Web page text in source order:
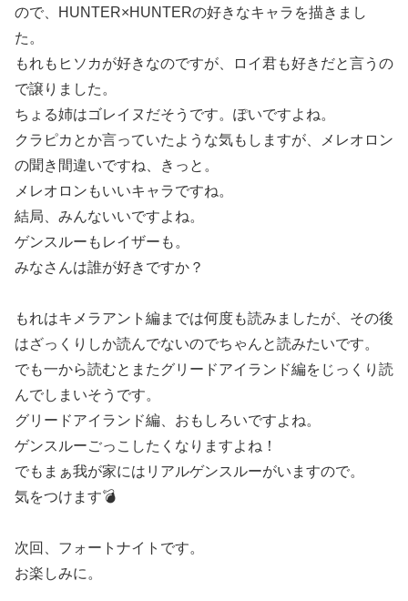
ので、HUNTER×HUNTERの好きなキャラを描きまし
た。
もれもヒソカが好きなのですが、ロイ君も好きだと言うの
で譲りました。
ちょる姉はゴレイヌだそうです。ぽいですよね。
クラピカとか言っていたような気もしますが、メレオロン
の聞き間違いですね、きっと。
メレオロンもいいキャラですね。
結局、みんないいですよね。
ゲンスルーもレイザーも。
みなさんは誰が好きですか？
もれはキメラアント編までは何度も読みましたが、その後
はざっくりしか読んでないのでちゃんと読みたいです。
でも一から読むとまたグリードアイランド編をじっくり読
んでしまいそうです。
グリードアイランド編、おもしろいですよね。
ゲンスルーごっこしたくなりますよね！
でもまぁ我が家にはリアルゲンスルーがいますので。
気をつけます💣
次回、フォートナイトです。
お楽しみに。